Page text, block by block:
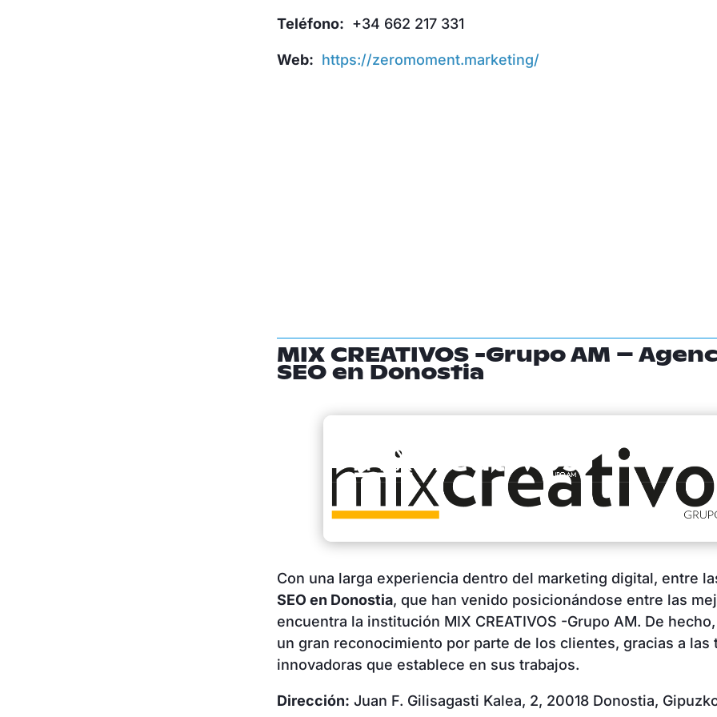
Teléfono: +34 662 217 331
Web: https://zeromoment.marketing/
MIX CREATIVOS -Grupo AM –
SEO en Donostia
Con una larga experiencia dentro del marketing digital, entre
SEO en Donostia, que han venido posicionándose entre las
encuentra la institución MIX CREATIVOS -Grupo AM. De
un gran reconocimiento por parte de los clientes, gracias a las
innovadoras que establece en sus trabajos.
Dirección: Juan F. Gilisagasti Kalea, 2, 20018 Donostia,